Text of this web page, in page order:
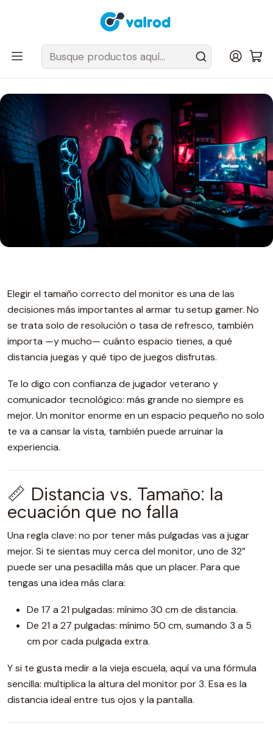
Despacho Gratis en tus sillas Cougar en el Gran Santiago
Inicio
Post
¿Cuál es el mejor tamaño de monitor para jugar? Spoiler: no es el
más grande
Elegir el tamaño correcto del monitor es una de las
decisiones más importantes al armar tu setup gamer. No
se trata solo de resolución o tasa de refresco, también
importa —y mucho— cuánto espacio tienes, a qué
distancia juegas y qué tipo de juegos disfrutas.
Te lo digo con confianza de jugador veterano y
comunicador tecnológico: más grande no siempre es
mejor. Un monitor enorme en un espacio pequeño no solo
te va a cansar la vista, también puede arruinar la
experiencia.
📏 Distancia vs. Tamaño: la
ecuación que no falla
Una regla clave: no por tener más pulgadas vas a jugar
mejor. Si te sientas muy cerca del monitor, uno de 32”
puede ser una pesadilla más que un placer. Para que
tengas una idea más clara:
De 17 a 21 pulgadas: mínimo 30 cm de distancia.
De 21 a 27 pulgadas: mínimo 50 cm, sumando 3 a 5
cm por cada pulgada extra.
Y si te gusta medir a la vieja escuela, aquí va una fórmula
sencilla: multiplica la altura del monitor por 3. Esa es la
distancia ideal entre tus ojos y la pantalla.